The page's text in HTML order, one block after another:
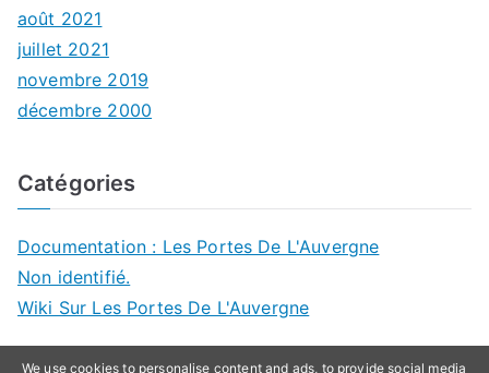
août 2021
juillet 2021
novembre 2019
décembre 2000
Catégories
Documentation : Les Portes De L'Auvergne
Non identifié.
Wiki Sur Les Portes De L'Auvergne
We use cookies to personalise content and ads, to provide social media